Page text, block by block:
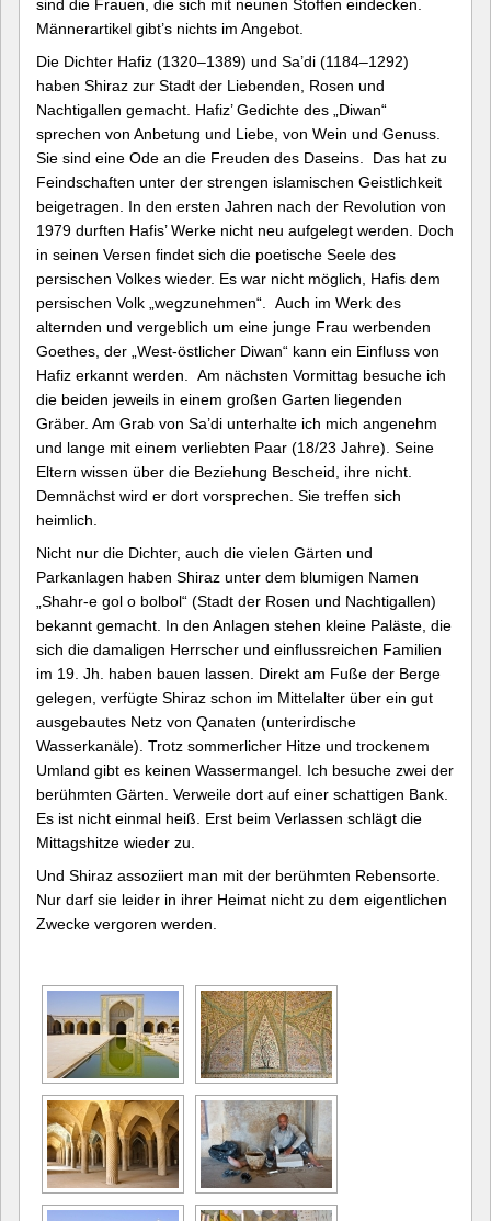
sind die Frauen, die sich mit neunen Stoffen eindecken.
Männerartikel gibt’s nichts im Angebot.
Die Dichter Hafiz (1320–1389) und Sa’di (1184–1292)
haben Shiraz zur Stadt der Liebenden, Rosen und
Nachtigallen gemacht. Hafiz’ Gedichte des „Diwan“
sprechen von Anbetung und Liebe, von Wein und Genuss.
Sie sind eine Ode an die Freuden des Daseins. Das hat zu
Feindschaften unter der strengen islamischen Geistlichkeit
beigetragen. In den ersten Jahren nach der Revolution von
1979 durften Hafis’ Werke nicht neu aufgelegt werden. Doch
in seinen Versen findet sich die poetische Seele des
persischen Volkes wieder. Es war nicht möglich, Hafis dem
persischen Volk „wegzunehmen“. Auch im Werk des
alternden und vergeblich um eine junge Frau werbenden
Goethes, der „West-östlicher Diwan“ kann ein Einfluss von
Hafiz erkannt werden. Am nächsten Vormittag besuche ich
die beiden jeweils in einem großen Garten liegenden
Gräber. Am Grab von Sa’di unterhalte ich mich angenehm
und lange mit einem verliebten Paar (18/23 Jahre). Seine
Eltern wissen über die Beziehung Bescheid, ihre nicht.
Demnächst wird er dort vorsprechen. Sie treffen sich
heimlich.
Nicht nur die Dichter, auch die vielen Gärten und
Parkanlagen haben Shiraz unter dem blumigen Namen
„Shahr-e gol o bolbol“ (Stadt der Rosen und Nachtigallen)
bekannt gemacht. In den Anlagen stehen kleine Paläste, die
sich die damaligen Herrscher und einflussreichen Familien
im 19. Jh. haben bauen lassen. Direkt am Fuße der Berge
gelegen, verfügte Shiraz schon im Mittelalter über ein gut
ausgebautes Netz von Qanaten (unterirdische
Wasserkanäle). Trotz sommerlicher Hitze und trockenem
Umland gibt es keinen Wassermangel. Ich besuche zwei der
berühmten Gärten. Verweile dort auf einer schattigen Bank.
Es ist nicht einmal heiß. Erst beim Verlassen schlägt die
Mittagshitze wieder zu.
Und Shiraz assoziiert man mit der berühmten Rebensorte.
Nur darf sie leider in ihrer Heimat nicht zu dem eigentlichen
Zwecke vergoren werden.